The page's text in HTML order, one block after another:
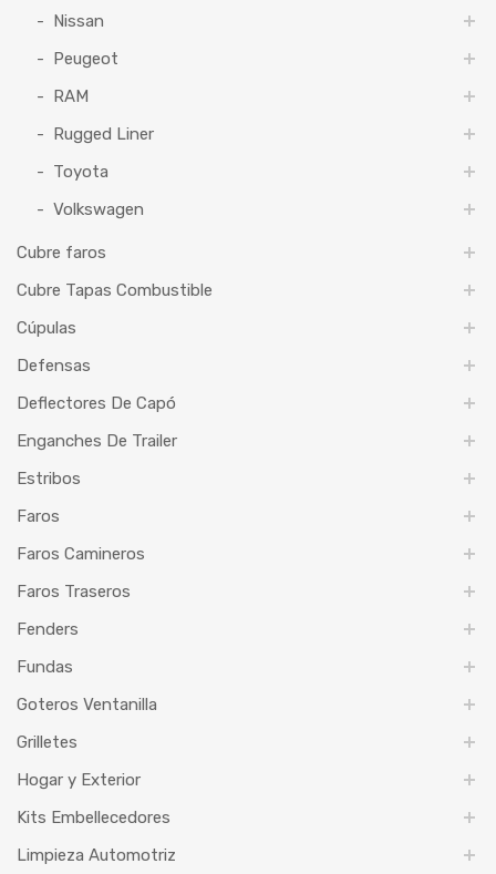
Nissan
Peugeot
RAM
Rugged Liner
Toyota
Volkswagen
Cubre faros
Cubre Tapas Combustible
Cúpulas
Defensas
Deflectores De Capó
Enganches De Trailer
Estribos
Faros
Faros Camineros
Faros Traseros
Fenders
Fundas
Goteros Ventanilla
Grilletes
Hogar y Exterior
Kits Embellecedores
Limpieza Automotriz